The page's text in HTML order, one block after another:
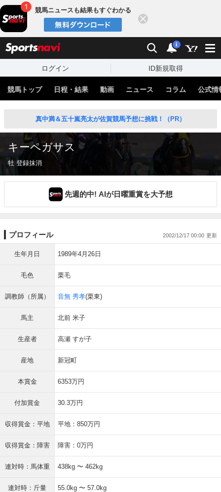
競馬ニュースも結果もすぐわかる
検索 通知
i
ログイン ID新規取得
競馬トップ 日程・結果 動画 ニュース コラム 公式情
真中満＆五十嵐亮太が佐賀競馬予想に挑戦！（PR）
キーペガサス
牡 登録抹消
先週的中! AIが日曜重賞を大予想
プロフィール 2002/12/17 00:00
生年月日 1989年4月26日
毛色 栗毛
調教師（所属） 音無 秀孝(栗東)
馬主 北前 米子
生産者 高瀬 すが子
産地 新冠町
本賞金 6353万円
付加賞金 30.3万円
収得賞金：平地 平地：850万円
収得賞金：障害 障害：0万円
連対時：馬体重 438kg 〜 462kg
連対時：斤量 55.0kg 〜 57.0kg